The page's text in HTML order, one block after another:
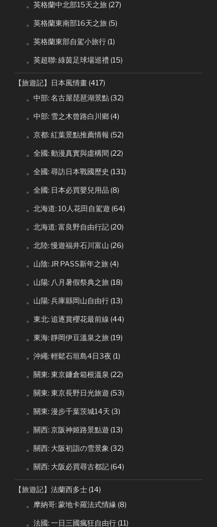
。英格蘭中北部15天之旅 (27)
。英格蘭東南部16天之旅 (5)
。英格蘭東部自駕小旅行 (1)
。英超聯: 綠茵足球場巡禮 (15)
【旅遊記】日本風情畫 (417)
。中部: 名古屋琵琶湖景點 (32)
。中部: 雪之木曾路白川鄉 (4)
。京都: 紅葉景點推薦情報 (52)
。全國: 動漫真實與虛構間 (22)
。全國: 尋訪日本戰國歷史 (131)
。全國: 日本必買嬰兒用品 (8)
。北海道: 10人花田自駕遊 (64)
。北海道: 富良野自由行記 (20)
。北陸: 慢遊福井石川富山 (26)
。山陰: JR PASS新年之旅 (4)
。山陽: 八月暑假祭典之旅 (18)
。山陽: 兵庫縣岡山自由行 (13)
。東北: 追逐賞櫻花最前線 (44)
。東海: 靜岡伊豆溫泉之旅 (19)
。沖繩: 輕鬆石垣島4日3夜 (1)
。關東: 東京鐮倉箱根溫泉 (22)
。關東: 東京長野日光旅遊 (53)
。關東: 漫步千葉茨城14天 (3)
。關西: 京阪神姬路景點遊 (13)
。關西: 大阪初詣の雪景象 (32)
。關西: 大阪必買尋古都記 (64)
【旅遊記】法蘭西多士 (14)
。摩納哥: 蒙地卡羅法式情緣 (8)
。法國: 一日三國瘋狂自由行 (11)